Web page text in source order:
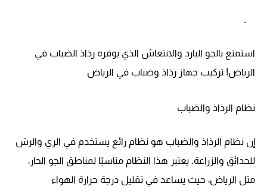
.
استمتع بالجو البارد والانتعاش الذي يوفره رذاذ الضباب في
الرياض! تركيب جهاز رذاذ وضباب في الرياض
نظام الرذاذ والضباب
إن نظام الرذاذ والضباب هو نظام رائع يستخدم في الري والرش
للحدائق والزراعة. يعتبر هذا النظام مناسبًا لمناطق الجو الحار،
مثل الرياض، حيث يساعد في تقليل درجة حرارة الهواء